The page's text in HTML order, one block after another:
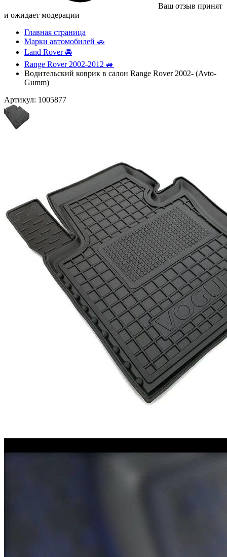
Ваш отзыв принят
и ожидает модерации
Главная страница
Марки автомобилей 🚗
Land Rover 🚘
Range Rover 2002-2012 🚙
Водительский коврик в салон Range Rover 2002- (Avto-
Gumm)
Артикул: 1005877